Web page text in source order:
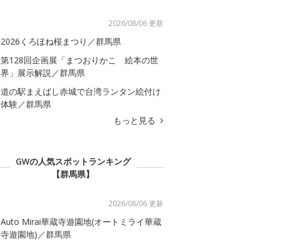
2026/08/06 更新
2026くろほね桜まつり／群馬県
第128回企画展「まつおりかこ 絵本の世
界」展示解説／群馬県
道の駅まえばし赤城で台湾ランタン絵付け
体験／群馬県
もっと見る
GWの人気スポットランキング
【群馬県】
2026/08/06 更新
Auto Mirai華蔵寺遊園地(オートミライ華蔵
寺遊園地)／群馬県